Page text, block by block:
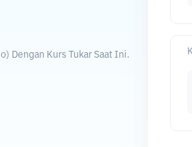
Dengan Kurs Tukar Saat Ini.